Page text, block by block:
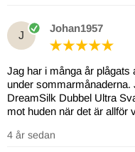
J
Johan1957
Jag har i många år
under
DreamSilk Dubbel Ultra
mot huden när det är allför
4 år sedan